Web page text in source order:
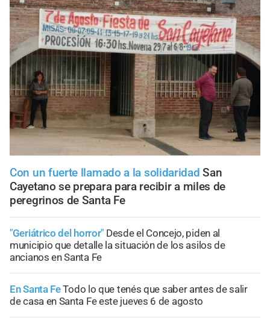
Con un fuerte llamado a la solidaridad San
Cayetano se prepara para recibir a miles de
peregrinos de Santa Fe
"Geriátrico del horror" Desde el Concejo, piden al
municipio que detalle la situación de los asilos de
ancianos en Santa Fe
En Santa FeTodo lo que tenés que saber antes de salir
de casa en Santa Fe este jueves 6 de agosto